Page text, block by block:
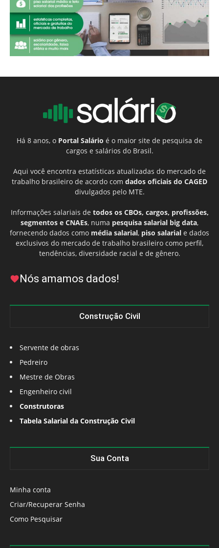
Há 8 anos, o Portal Salário é o maior site de pesquisa de
cargos e salários do Brasil.
Aqui você encontra estatísticas atualizadas do mercado de
trabalho brasileiro de acordo com dados oficiais do CAGED
divulgados pelo MTE.
Informações salariais de todos os CBOs, cargos, profissões,
segmentos e CNAEs, numa pesquisa salarial big data,
fornecendo dados como média salarial, piso salarial e dados
exclusivos do mercado de trabalho brasileiro como perfil,
tendências, diversidade racial e de gênero.
Nós amamos dados!
Construção Civil
Servente de obras
Pedreiro
Mestre de Obras
Engenheiro civil
Construtoras
Tabela Salarial da Construção Civil
Sua Conta
Minha conta
Criar/Recuperar Senha
Como Pesquisar